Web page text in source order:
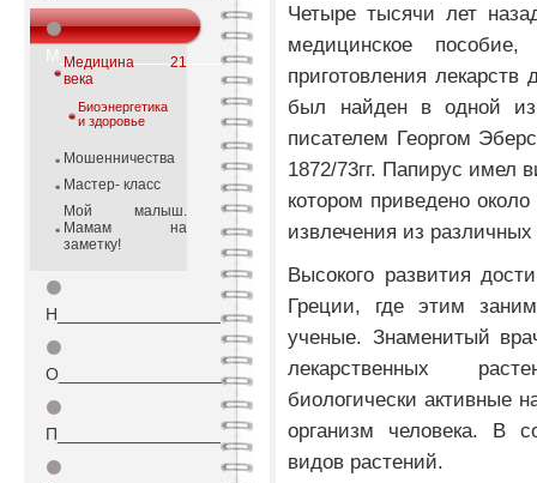
⚫
М_________________
Медицина 21
века
Биоэнергетика
и здоровье
Мошенничества
Мастер- класс
Мой малыш.
Мамам на
заметку!
⚫
Н_________________
⚫
О_________________
⚫
П_________________
⚫
Четыре тысячи лет
медицинское
приготовления
был найден в одной из
писателем Георгом
1872/73гг. Папирус имел
котором приведено
извлечения из
Высокого развития
Греции, где этим
ученые. Знаменитый
лекарственных
биологически активные
организм человека. В
видов растений.